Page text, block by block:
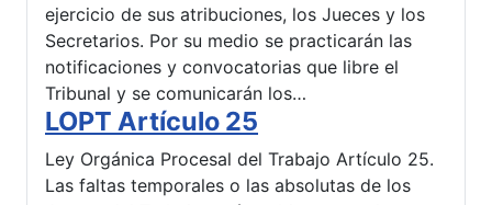
ejercicio de sus atribuciones, los Jueces y los
Secretarios. Por su medio se practicarán las
notificaciones y convocatorias que libre el
Tribunal y se comunicarán los…
LOPT Artículo 25
Ley Orgánica Procesal del Trabajo Artículo 25.
Las faltas temporales o las absolutas de los